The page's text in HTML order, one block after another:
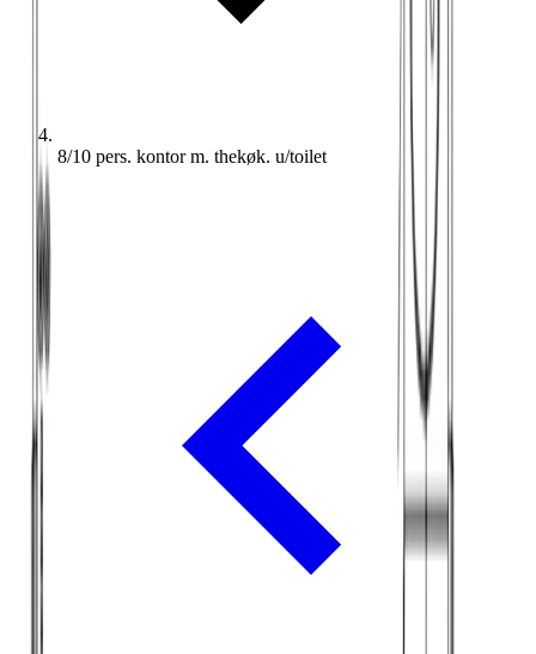
8/10 pers. kontor m. thekøk. u/toilet